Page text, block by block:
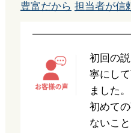
豊富だから 担当者が信
初回の
寧にし
ました。
初めて
ないこ